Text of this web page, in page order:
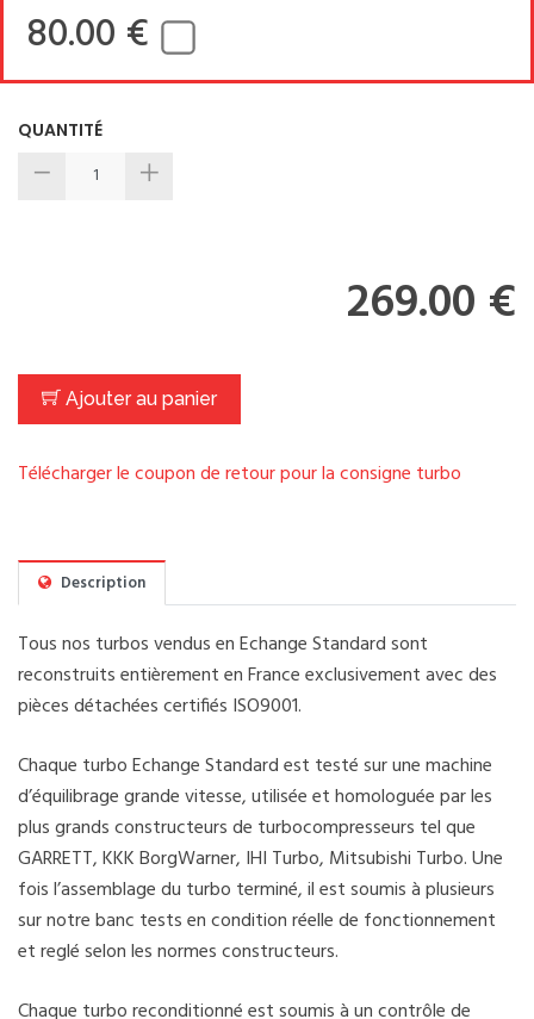
80.00 €
QUANTITÉ
269.00 €
Ajouter au panier
Télécharger le coupon de retour pour la consigne turbo
Description
Tous nos turbos vendus en Echange Standard sont
reconstruits entièrement en France exclusivement avec des
pièces détachées certifiés ISO9001.
Chaque turbo Echange Standard est testé sur une machine
d’équilibrage grande vitesse, utilisée et homologuée par les
plus grands constructeurs de turbocompresseurs tel que
GARRETT, KKK BorgWarner, IHI Turbo, Mitsubishi Turbo. Une
fois l’assemblage du turbo terminé, il est soumis à plusieurs
sur notre banc tests en condition réelle de fonctionnement
et reglé selon les normes constructeurs.
Chaque turbo reconditionné est soumis à un contrôle de